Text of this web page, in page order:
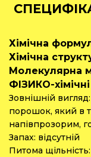
Хімічна
Хімічна
Молекулярна
ФІЗИКО-
Зовнішній
порошок, який в
напівпрозорим,
Запах: відсутній
Питома